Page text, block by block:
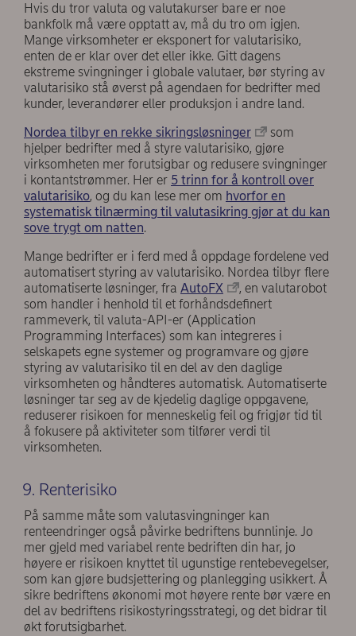
Hvis du tror valuta og valutakurser bare er noe
bankfolk må være opptatt av, må du tro om igjen.
Mange virksomheter er eksponert for valutarisiko,
enten de er klar over det eller ikke. Gitt dagens
ekstreme svingninger i globale valutaer, bør styring av
valutarisiko stå øverst på agendaen for bedrifter med
kunder, leverandører eller produksjon i andre land.
Nordea tilbyr en rekke sikringsløsninger
som
hjelper bedrifter med å styre valutarisiko, gjøre
virksomheten mer forutsigbar og redusere svingninger
i kontantstrømmer. Her er 5 trinn for å kontroll over
valutarisiko, og du kan lese mer om hvorfor en
systematisk tilnærming til valutasikring gjør at du kan
sove trygt om natten.
Mange bedrifter er i ferd med å oppdage fordelene ved
automatisert styring av valutarisiko. Nordea tilbyr flere
automatiserte løsninger, fra AutoFX
, en valutarobot
som handler i henhold til et forhåndsdefinert
rammeverk, til valuta-API-er (Application
Programming Interfaces) som kan integreres i
selskapets egne systemer og programvare og gjøre
styring av valutarisiko til en del av den daglige
virksomheten og håndteres automatisk. Automatiserte
løsninger tar seg av de kjedelig daglige oppgavene,
reduserer risikoen for menneskelig feil og frigjør tid til
å fokusere på aktiviteter som tilfører verdi til
virksomheten.
9. Renterisiko
På samme måte som valutasvingninger kan
renteendringer også påvirke bedriftens bunnlinje. Jo
mer gjeld med variabel rente bedriften din har, jo
høyere er risikoen knyttet til ugunstige rentebevegelser,
som kan gjøre budsjettering og planlegging usikkert. Å
sikre bedriftens økonomi mot høyere rente bør være en
del av bedriftens risikostyringsstrategi, og det bidrar til
økt forutsigbarhet.